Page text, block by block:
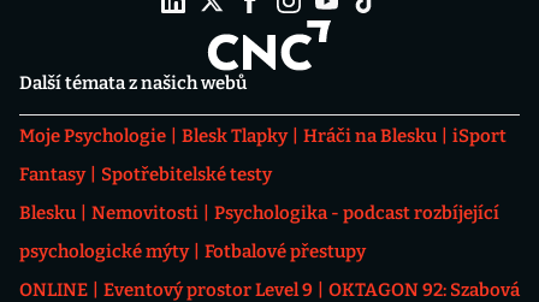
Další témata z našich webů
Moje Psychologie Blesk Tlapky Hráči na Blesku
iSport
Fantasy
Spotřebitelské testy
Blesku
Nemovitosti
Psychologika - podcast rozbíjející
psychologické mýty
Fotbalové přestupy
ONLINE
Eventový prostor Level 9
OKTAGON 92: Szabová